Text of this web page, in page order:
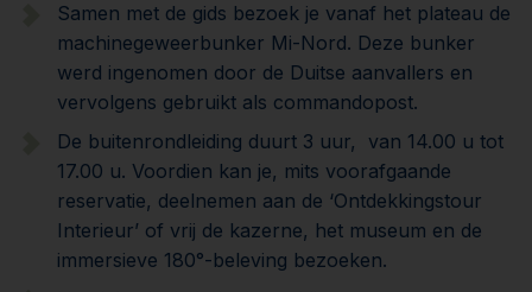
Samen met de gids bezoek je vanaf het plateau de
machinegeweerbunker Mi-Nord. Deze bunker
werd ingenomen door de Duitse aanvallers en
vervolgens gebruikt als commandopost.
De buitenrondleiding duurt 3 uur, van 14.00 u tot
17.00 u. Voordien kan je, mits voorafgaande
reservatie, deelnemen aan de ‘Ontdekkingstour
Interieur’ of vrij de kazerne, het museum en de
immersieve 180°-beleving bezoeken.